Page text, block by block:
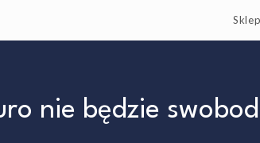
Sklep
nie będzie